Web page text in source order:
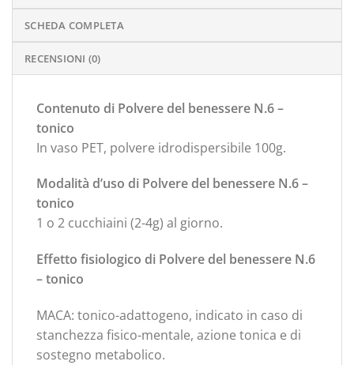
SCHEDA COMPLETA
RECENSIONI (0)
Contenuto di Polvere del benessere N.6 –
tonico
In vaso PET, polvere idrodispersibile 100g.
Modalità d’uso di Polvere del benessere N.6 –
tonico
1 o 2 cucchiaini (2-4g) al giorno.
Effetto fisiologico di Polvere del benessere N.6
– tonico
MACA: tonico-adattogeno, indicato in caso di
stanchezza fisico-mentale, azione tonica e di
sostegno metabolico.